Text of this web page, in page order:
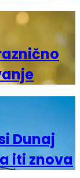
Dunaj
iti znova